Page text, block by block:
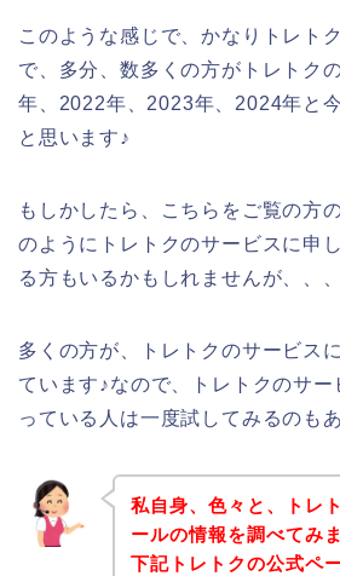
このような感じで、かなりトレト
で、多分、数多くの方がトレトク
年、2022年、2023年、2024年と
と思います♪
もしかしたら、こちらをご覧の方
のようにトレトクのサービスに申
る方もいるかもしれませんが、、、
多くの方が、トレトクのサービス
ています♪なので、トレトクのサ
っている人は一度試してみるのも
私自身、色々と、トレ
ールの情報を調べてみ
下記トレトクの公式ペ